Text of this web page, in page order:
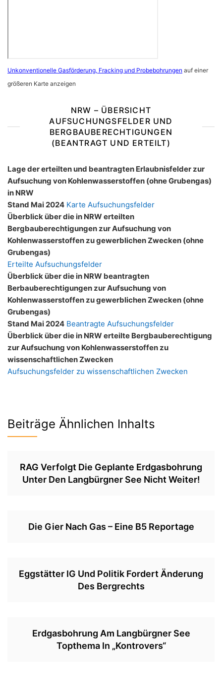
Unkonventionelle Gasförderung, Fracking und Probebohrungen auf einer
größeren Karte anzeigen
NRW – ÜBERSICHT
AUFSUCHUNGSFELDER UND
BERGBAUBERECHTIGUNGEN
(BEANTRAGT UND ERTEILT)
Lage der erteilten und beantragten Erlaubnisfelder zur
Aufsuchung von Kohlenwasserstoffen (ohne Grubengas)
in NRW
Stand Mai 2024 Karte Aufsuchungsfelder
Überblick über die in NRW erteilten
Bergbauberechtigungen zur Aufsuchung von
Kohlenwasserstoffen zu gewerblichen Zwecken (ohne
Grubengas)
Erteilte Aufsuchungsfelder
Überblick über die in NRW beantragten
Berbauberechtigungen zur Aufsuchung von
Kohlenwasserstoffen zu gewerblichen Zwecken (ohne
Grubengas)
Stand Mai 2024 Beantragte Aufsuchungsfelder
Überblick über die in NRW erteilte Bergbauberechtigung
zur Aufsuchung von Kohlenwasserstoffen zu
wissenschaftlichen Zwecken
Aufsuchungsfelder zu wissenschaftlichen Zwecken
Beiträge Ähnlichen Inhalts
RAG Verfolgt Die Geplante Erdgasbohrung
Unter Den Langbürgner See Nicht Weiter!
Die Gier Nach Gas – Eine B5 Reportage
Eggstätter IG Und Politik Fordert Änderung
Des Bergrechts
Erdgasbohrung Am Langbürgner See
Topthema In „Kontrovers“